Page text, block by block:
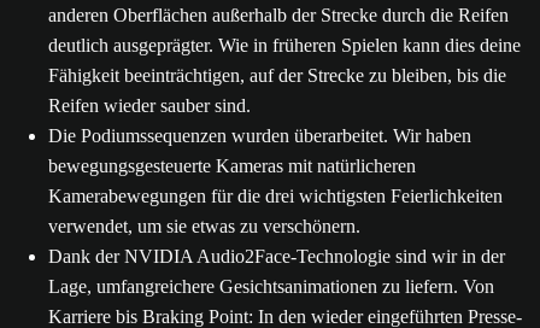
Wahl, wen du an die Spitze der Rangliste bringen willst.
Beim Verlassen der Strecke ist die Aufnahme von Gras und
anderen Oberflächen außerhalb der Strecke durch die Reifen
deutlich ausgeprägter. Wie in früheren Spielen kann dies deine
Fähigkeit beeinträchtigen, auf der Strecke zu bleiben, bis die
Reifen wieder sauber sind.
Die Podiumssequenzen wurden überarbeitet. Wir haben
bewegungsgesteuerte Kameras mit natürlicheren
Kamerabewegungen für die drei wichtigsten Feierlichkeiten
verwendet, um sie etwas zu verschönern.
Dank der NVIDIA Audio2Face-Technologie sind wir in der